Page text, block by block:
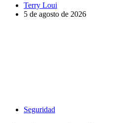
Terry Loui
5 de agosto de 2026
Seguridad